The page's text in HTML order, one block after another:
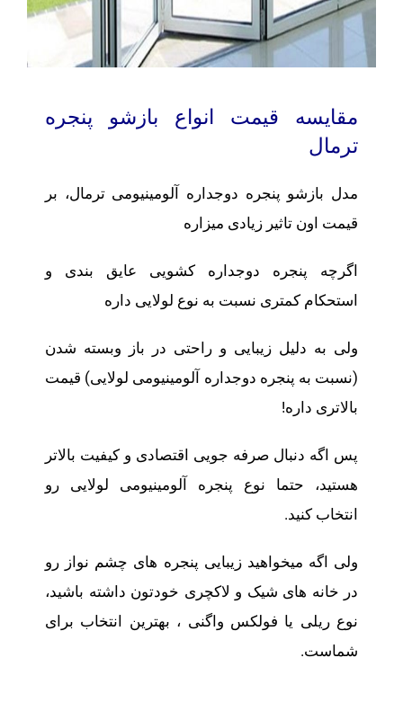
مقایسه قیمت انواع بازشو پنجره
ترمال
مدل بازشو پنجره دوجداره آلومینیومی ترمال، بر
قیمت اون تاثیر زیادی میزاره
اگرچه پنجره دوجداره کشویی عایق بندی و
استحکام کمتری نسبت به نوع لولایی داره
ولی به دلیل زیبایی و راحتی در باز وبسته شدن
(نسبت به پنجره دوجداره آلومینیومی لولایی) قیمت
بالاتری داره!
پس اگه دنبال صرفه جویی اقتصادی و کیفیت بالاتر
هستید، حتما نوع پنجره آلومینیومی لولایی رو
انتخاب کنید.
ولی اگه میخواهید زیبایی پنجره های چشم نواز رو
در خانه های شیک و لاکچری خودتون داشته باشید،
نوع ریلی یا فولکس واگنی ، بهترین انتخاب برای
شماست.